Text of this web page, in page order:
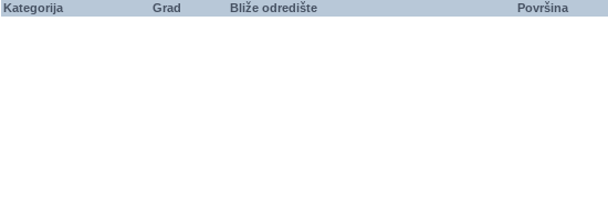
Kategorija
Grad Bliže odredište Površina